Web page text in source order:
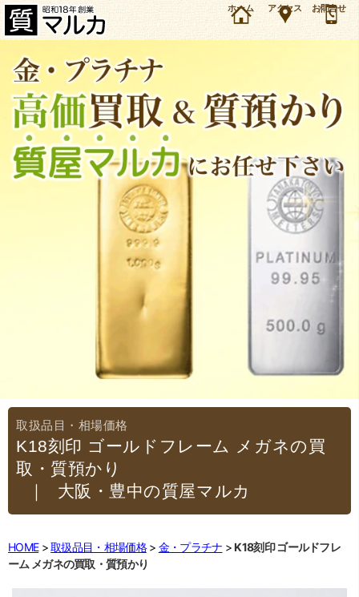
大阪・吹田市のお客様よりK18刻印 ゴールドフレーム メガネを43万500円で買取しました。
金・プラチナの買取＆質預かり・質入れは大阪・豊中の質屋マルカにお任せ下さい。（2026年
5月時点の価格です）
ホーム アクセス お問合せ
K18刻印 ゴールドフレーム メガネの買
取・質預かり
｜大阪・豊中の質屋マルカ
HOME 取扱品目・相場価格 金・プラチナ
K18刻印 ゴールドフレ
ーム メガネの買取・質預かり